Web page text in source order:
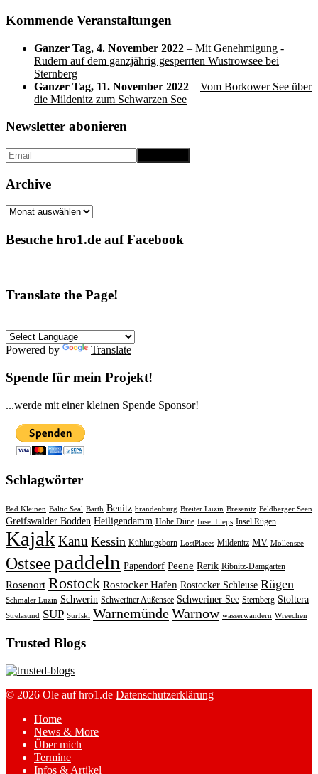
Kommende Veranstaltungen
Ganzer Tag, 4. November 2022 – Mit Genehmigung -
Rudern auf dem ganzjährig gesperrten Wustrowsee bei
Sternberg
Ganzer Tag, 11. November 2022 – Vom Borkower See über
die Mildenitz zum Schwarzen See
Newsletter abonieren
Archive
Archive
Besuche hro1.de auf Facebook
Translate the Page!
Powered by Translate
Spende für mein Projekt!
...werde mit einer kleinen Spende Sponsor!
Schlagwörter
Bad Kleinen Baltic Seal Barth Benitz brandenburg Breiter Luzin Bresenitz Feldberger Seen
Greifswalder Bodden Heiligendamm Hohe Düne Insel Lieps Insel Rügen
Kajak Kanu Kessin Kühlungsborn LostPlaces Mildenitz MV Möllensee
Ostseepaddeln Papendorf Peene Rerik Ribnitz-Damgarten
Rosenort Rostock Rostocker Hafen Rostocker Schleuse Rügen
Schmaler Luzin Schwerin Schweriner Außensee Schweriner See Sternberg Stoltera
Strelasund SUP Surfski WarnemündeWarnow wasserwandern Wreechen
Trusted Blogs
© 2026 Ole auf hro1.de Datenschutzerklärung
Home
News & More
Über mich
Termine
Infos & Artikel